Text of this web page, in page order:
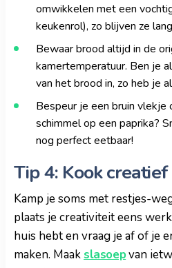
omwikkelen met een
keukenrol), zo blijven ze
Bewaar brood altijd in de
kamertemperatuur. Ben je
van het brood in, zo heb je
Bespeur je een bruin
schimmel op een paprika?
nog perfect eetbaar!
Tip 4: Kook
Kamp je soms met restjes-
plaats je creativiteit eens
huis hebt en vraag je af of je
maken. Maakslasoepvan